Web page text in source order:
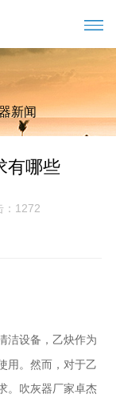
新闻
有哪些
：1272
洁设备，乙炔作为
用。然而，对于乙
。吹灰器厂家卓杰